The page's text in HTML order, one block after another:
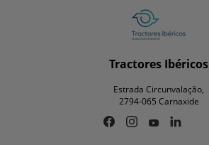
Tractores Ibéricos
Estrada Circunvalação,
2794-065 Carnaxide